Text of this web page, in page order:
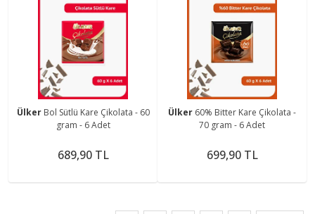
Ülker Bol Sütlü Kare Çikolata - 60
gram - 6 Adet
689,90 TL
Ülker 60% Bitter Kare Çikolata -
70 gram - 6 Adet
699,90 TL